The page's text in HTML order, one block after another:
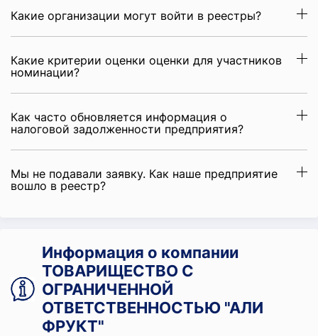
Какие организации могут войти в реестры?
Какие критерии оценки оценки для участников
номинации?
Как часто обновляется информация о
налоговой задолженности предприятия?
Мы не подавали заявку. Как наше предприятие
вошло в реестр?
Информация о компании
ТОВАРИЩЕСТВО С
ОГРАНИЧЕННОЙ
ОТВЕТСТВЕННОСТЬЮ "АЛИ
ФРУКТ"